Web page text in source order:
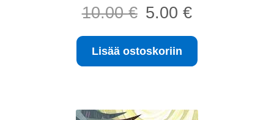
10.00€
Alkuperäinen
hinta
oli:
10.00 €.
5.00€Nykyinen
on:
Lisää ostoskoriin